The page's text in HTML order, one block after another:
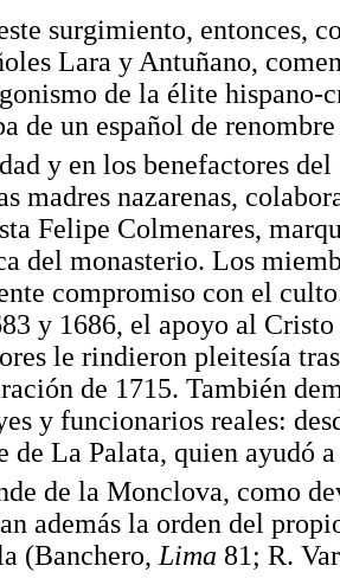
surgimiento, entonces,
Lara y Antuñano,
de la élite hispano-
de un español de
y en los benefactores
madres nazarenas,
Felipe Colmenares,
del monasterio. Los
compromiso con el
y 1686, el apoyo al
le rindieron pleitesía
de 1715. También
y funcionarios reales:
de La Palata, quien ayudó
de la Monclova, como
además la orden del
(Banchero, Lima 81; R.